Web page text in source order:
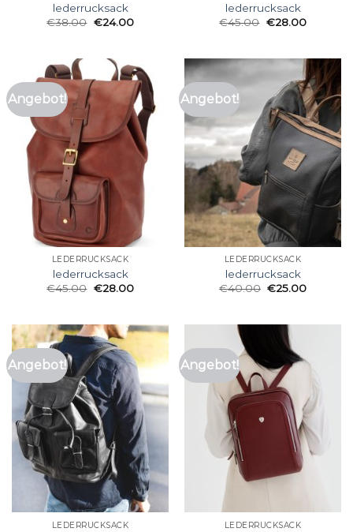
lederrucksack
€38.00 €24.00
lederrucksack
€45.00 €28.00
Angebot!
LEDERRUCKSACK
lederrucksack
€45.00 €28.00
Angebot!
LEDERRUCKSACK
lederrucksack
€40.00 €25.00
Angebot!
LEDERRUCKSACK
Angebot!
LEDERRUCKSACK